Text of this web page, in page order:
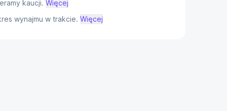
kaucji. Więcej
wynajmu w trakcie. Więcej